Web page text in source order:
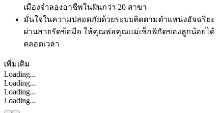
เมืองจำลองอาชีพในฝันกว่า 20 สาขา
มั่นใจในความปลอดภัยด้วยระบบติดตามตำแหน่งอัจฉริยะ
ผ่านสายรัดข้อมือ ให้คุณพ่อคุณแม่เช็กพิกัดของลูกน้อยได้
ตลอดเวลา
เพิ่มเติม
Loading...
Loading...
Loading...
Loading...